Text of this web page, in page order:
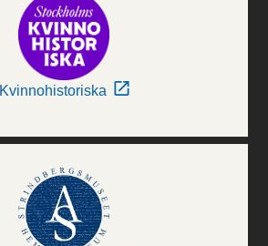
Kvinnohistoriska